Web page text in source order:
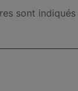
sont indiqués